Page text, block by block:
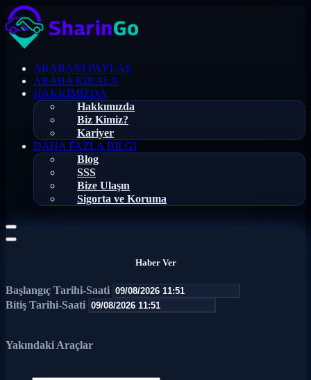
ARABANI PAYLAŞ
ARABA KIRALA
HAKKIMIZDA
Hakkımızda
Biz Kimiz?
Kariyer
DAHA FAZLA BILGI
Blog
SSS
Bize Ulaşın
Sigorta ve Koruma
Haber Ver
Başlangıç Tarihi-Saati
Bitiş Tarihi-Saati
Yakındaki Araçlar